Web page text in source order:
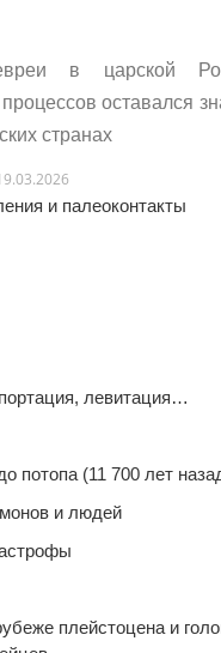
в царской
оставался
странах
и палеоконтакты
левитация…
потопа (11 700 лет
и людей
плейстоцена и